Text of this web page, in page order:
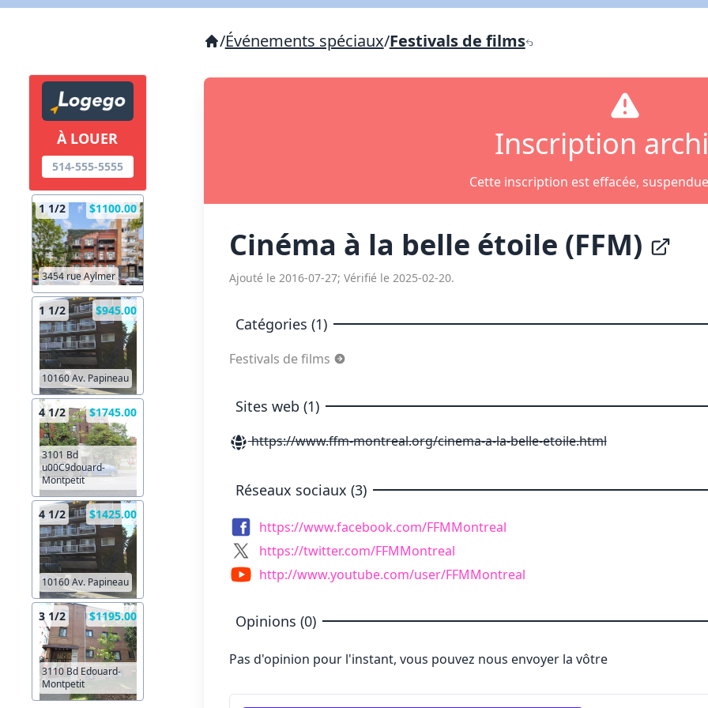
À LOUER
514-555-5555
1 1/2 $1100.00
3454 rue Aylmer
1 1/2 $945.00
10160 Av. Papineau
4 1/2 $1745.00
3101 Bd
u00C9douard-
Montpetit
4 1/2 $1425.00
10160 Av. Papineau
3 1/2 $1195.00
3110 Bd Edouard-
Montpetit
/Événements spéciaux/Festivals de films
Inscription
Cette inscription est effacée,
Cinéma à la belle étoile (FFM)
Ajouté le 2016-07-27; Vérifié le 2025-02-20.
Catégories (1)
Festivals de films
Sites web (1)
https://www.ffm-montreal.org/cinema-a-la-belle-etoile.html
Réseaux sociaux (3)
https://www.facebook.com/FFMMontreal
https://twitter.com/FFMMontreal
http://www.youtube.com/user/FFMMontreal
Opinions (0)
Pas d'opinion pour l'instant, vous pouvez nous envoyer la vôtre
X Fermer